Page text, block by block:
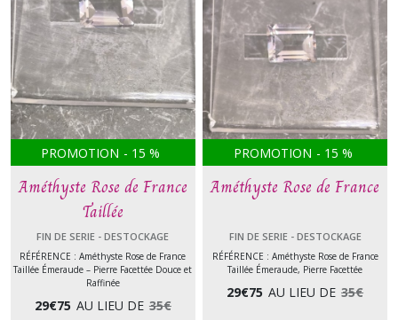
PROMOTION - 15 %
Améthyste Rose de France
Taillée
FIN DE SERIE - DESTOCKAGE
RÉFÉRENCE : Améthyste Rose de France
Taillée Émeraude – Pierre Facettée Douce et
Raffinée
29€75 AU LIEU DE 35€
PROMOTION - 15 %
Améthyste Rose de France
FIN DE SERIE - DESTOCKAGE
RÉFÉRENCE : Améthyste Rose de France
Taillée Émeraude, Pierre Facettée
29€75 AU LIEU DE 35€